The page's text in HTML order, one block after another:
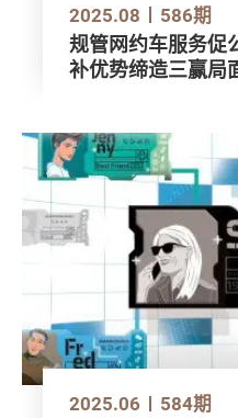
2025.08 586期
规管网约车服务促
补优势缔造三赢局
2025.06 584期